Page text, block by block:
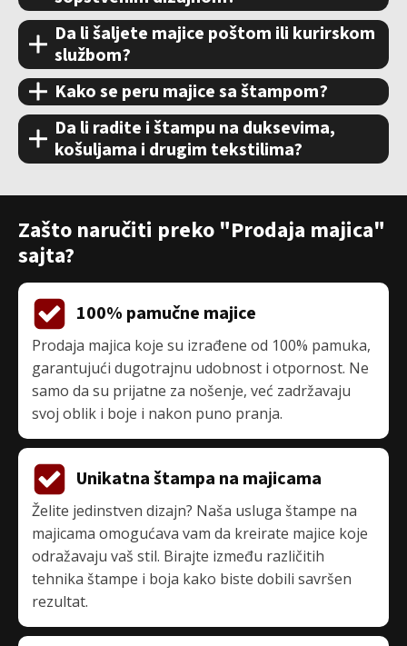
Da li šaljete majice poštom ili kurirskom
službom?
Kako se peru majice sa štampom?
Da li radite i štampu na duksevima,
košuljama i drugim tekstilima?
Zašto naručiti preko "Prodaja majica"
sajta?
100% pamučne majice
Prodaja majica koje su izrađene od 100% pamuka,
garantujući dugotrajnu udobnost i otpornost. Ne
samo da su prijatne za nošenje, već zadržavaju
svoj oblik i boje i nakon puno pranja.
Unikatna štampa na majicama
Želite jedinstven dizajn? Naša usluga štampe na
majicama omogućava vam da kreirate majice koje
odražavaju vaš stil. Birajte između različitih
tehnika štampe i boja kako biste dobili savršen
rezultat.